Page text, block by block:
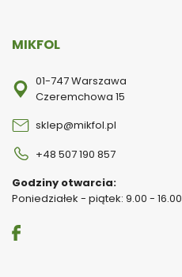
MIKFOL
01-747 Warszawa
Czeremchowa 15
sklep@mikfol.pl
+48 507 190 857
Godziny otwarcia:
Poniedziałek - piątek: 9.00 - 16.00